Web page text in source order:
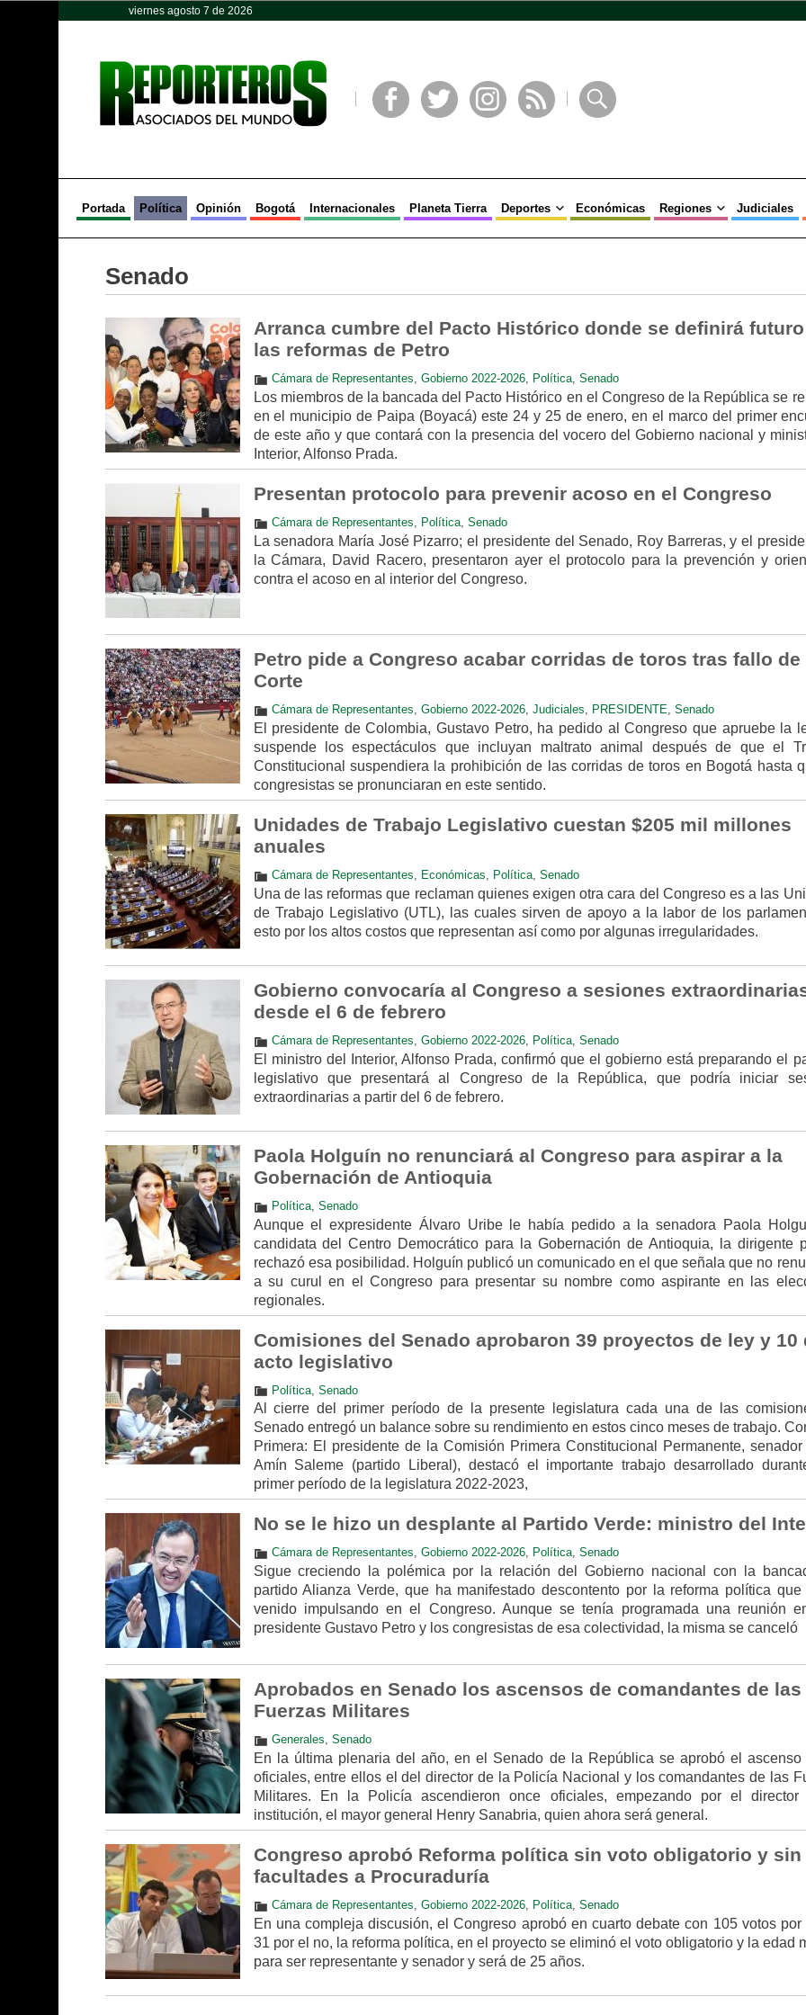
viernes agosto 7 de 2026
Portada Política Opinión Bogotá Internacionales Planeta Tierra Deportes Económicas Regiones Judiciales
Senado
Arranca cumbre del Pacto Histórico donde se definirá
las reformas de Petro
Cámara de Representantes, Gobierno 2022-2026, Política, Senado
Los miembros de la bancada del Pacto Histórico en el Congreso de la República se
en el municipio de Paipa (Boyacá) este 24 y 25 de enero, en el marco del primer
de este año y que contará con la presencia del vocero del Gobierno nacional y
Interior, Alfonso Prada.
Presentan protocolo para prevenir acoso en el Congreso
Cámara de Representantes, Política, Senado
La senadora María José Pizarro; el presidente del Senado, Roy Barreras, y el
la Cámara, David Racero, presentaron ayer el protocolo para la prevención y
contra el acoso en al interior del Congreso.
Petro pide a Congreso acabar corridas de toros tras fallo de
Corte
Cámara de Representantes, Gobierno 2022-2026, Judiciales, PRESIDENTE, Senado
El presidente de Colombia, Gustavo Petro, ha pedido al Congreso que apruebe la
suspende los espectáculos que incluyan maltrato animal después de que el
Constitucional suspendiera la prohibición de las corridas de toros en Bogotá hasta
congresistas se pronunciaran en este sentido.
Unidades de Trabajo Legislativo cuestan $205 mil millones
anuales
Cámara de Representantes, Económicas, Política, Senado
Una de las reformas que reclaman quienes exigen otra cara del Congreso es a las
de Trabajo Legislativo (UTL), las cuales sirven de apoyo a la labor de los
esto por los altos costos que representan así como por algunas irregularidades.
Gobierno convocaría al Congreso a sesiones
desde el 6 de febrero
Cámara de Representantes, Gobierno 2022-2026, Política, Senado
El ministro del Interior, Alfonso Prada, confirmó que el gobierno está preparando el
legislativo que presentará al Congreso de la República, que podría iniciar
extraordinarias a partir del 6 de febrero.
Paola Holguín no renunciará al Congreso para aspirar a la
Gobernación de Antioquia
Política, Senado
Aunque el expresidente Álvaro Uribe le había pedido a la senadora Paola
candidata del Centro Democrático para la Gobernación de Antioquia, la dirigente
rechazó esa posibilidad. Holguín publicó un comunicado en el que señala que no
a su curul en el Congreso para presentar su nombre como aspirante en las
regionales.
Comisiones del Senado aprobaron 39 proyectos de ley y 10
acto legislativo
Política, Senado
Al cierre del primer período de la presente legislatura cada una de las
Senado entregó un balance sobre su rendimiento en estos cinco meses de trabajo.
Primera: El presidente de la Comisión Primera Constitucional Permanente,
Amín Saleme (partido Liberal), destacó el importante trabajo desarrollado
primer período de la legislatura 2022-2023,
No se le hizo un desplante al Partido Verde: ministro del
Cámara de Representantes, Gobierno 2022-2026, Política, Senado
Sigue creciendo la polémica por la relación del Gobierno nacional con la
partido Alianza Verde, que ha manifestado descontento por la reforma política
venido impulsando en el Congreso. Aunque se tenía programada una reunión
presidente Gustavo Petro y los congresistas de esa colectividad, la misma se canceló
Aprobados en Senado los ascensos de comandantes de las
Fuerzas Militares
Generales, Senado
En la última plenaria del año, en el Senado de la República se aprobó el ascenso
oficiales, entre ellos el del director de la Policía Nacional y los comandantes de las
Militares. En la Policía ascendieron once oficiales, empezando por el
institución, el mayor general Henry Sanabria, quien ahora será general.
Congreso aprobó Reforma política sin voto obligatorio y sin
facultades a Procuraduría
Cámara de Representantes, Gobierno 2022-2026, Política, Senado
En una compleja discusión, el Congreso aprobó en cuarto debate con 105 votos
31 por el no, la reforma política, en el proyecto se eliminó el voto obligatorio y la edad
para ser representante y senador y será de 25 años.
Opinión Política